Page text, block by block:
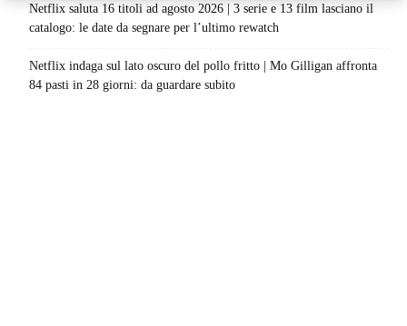
Netflix saluta 16 titoli ad agosto 2026 | 3 serie e 13 film lasciano il
catalogo: le date da segnare per l’ultimo rewatch
Netflix indaga sul lato oscuro del pollo fritto | Mo Gilligan affronta
84 pasti in 28 giorni: da guardare subito